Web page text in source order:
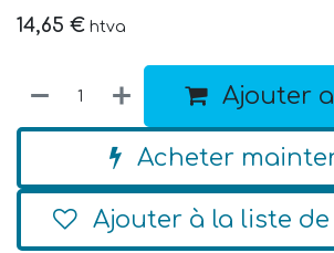
14,65 € htva
Ajouter
Acheter
Ajouter à la liste